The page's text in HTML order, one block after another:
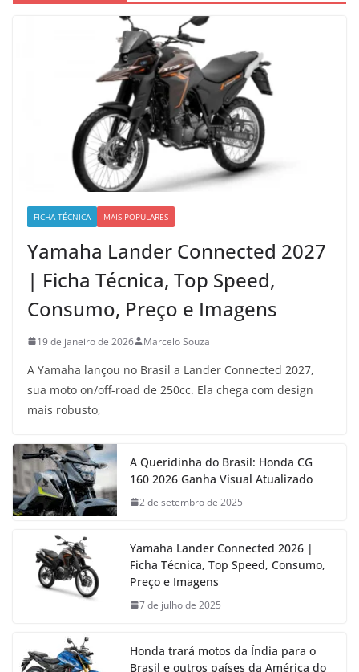
FICHA TÉCNICA MAIS POPULARES
Yamaha Lander Connected 2027
| Ficha Técnica, Top Speed,
Consumo, Preço e Imagens
19 de janeiro de 2026 Marcelo Souza
A Yamaha lançou no Brasil a Lander Connected 2027,
sua moto on/off-road de 250cc. Ela chega com design
mais robusto,
A Queridinha do Brasil: Honda CG
160 2026 Ganha Visual Atualizado
2 de setembro de 2025
Yamaha Lander Connected 2026 |
Ficha Técnica, Top Speed, Consumo,
Preço e Imagens
7 de julho de 2025
Honda trará motos da Índia para o
Brasil e outros países da América do